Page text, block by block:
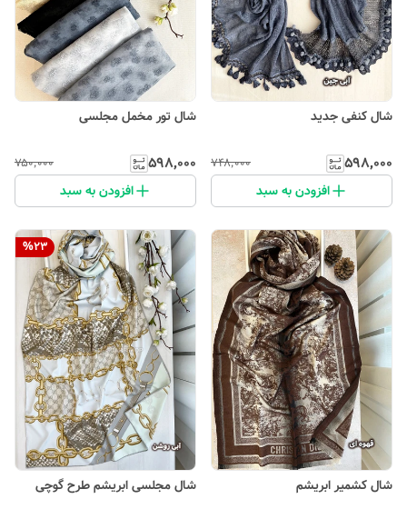
شال کنفی جدید
۵۹۸٬۰۰۰ ۷۴۸٬۰۰۰
افزودن به سبد
شال تور مخمل مجلسی
۵۹۸٬۰۰۰ ۷۵۰٬۰۰۰
افزودن به سبد
شال کشمیر ابریشم
%23
شال مجلسی ابریشم طرح گوچی